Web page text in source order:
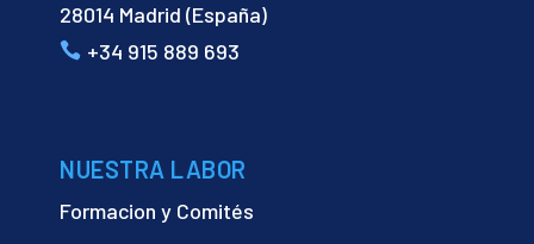
28014 Madrid (España)
+34 915 889 693
NUESTRA LABOR
Formacion y Comités